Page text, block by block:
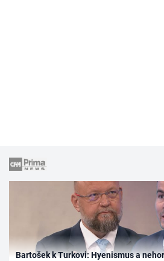
Bartošek k Turkovi: Hyenismus a